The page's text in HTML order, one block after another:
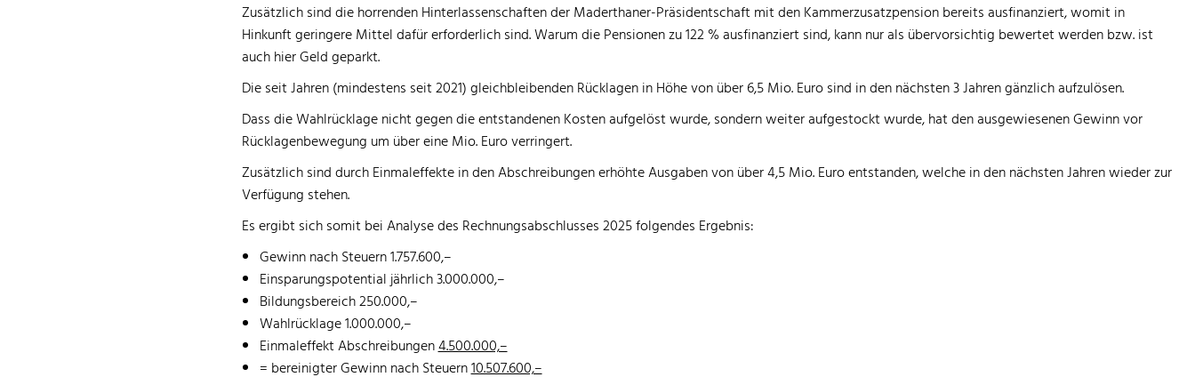
Zusätzlich sind die horrenden Hinterlassenschaften der Maderthaner-Präsidentschaft mit den Kammerzusatzpension bereits ausfinanziert, womit in
Hinkunft geringere Mittel dafür erforderlich sind. Warum die Pensionen zu 122 % ausfinanziert sind, kann nur als übervorsichtig bewertet werden bzw. ist
auch hier Geld geparkt.
Die seit Jahren (mindestens seit 2021) gleichbleibenden Rücklagen in Höhe von über 6,5 Mio. Euro sind in den nächsten 3 Jahren gänzlich aufzulösen.
Dass die Wahlrücklage nicht gegen die entstandenen Kosten aufgelöst wurde, sondern weiter aufgestockt wurde, hat den ausgewiesenen Gewinn vor
Rücklagenbewegung um über eine Mio. Euro verringert.
Zusätzlich sind durch Einmaleffekte in den Abschreibungen erhöhte Ausgaben von über 4,5 Mio. Euro entstanden, welche in den nächsten Jahren wieder zur
Verfügung stehen.
Es ergibt sich somit bei Analyse des Rechnungsabschlusses 2025 folgendes Ergebnis:
Gewinn nach Steuern 1.757.600,–
Einsparungspotential jährlich 3.000.000,–
Bildungsbereich 250.000,–
Wahlrücklage 1.000.000,–
Einmaleffekt Abschreibungen4.500.000,–
= bereinigter Gewinn nach Steuern10.507.600,–